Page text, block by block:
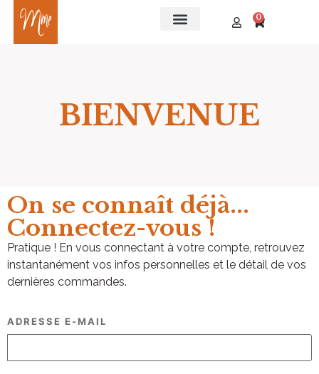
0
BIENVENUE​
On se connaît déjà...
Connectez-vous !
Pratique ! En vous connectant à votre compte, retrouvez
instantanément vos infos personnelles et le détail de vos
dernières commandes.
ADRESSE E-MAIL